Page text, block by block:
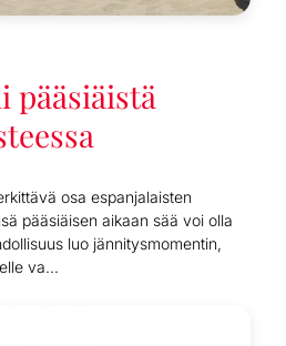
pääsiäistä
osa espanjalaisten
pääsiäisen aikaan sää voi olla
luo jännitysmomentin,
va...